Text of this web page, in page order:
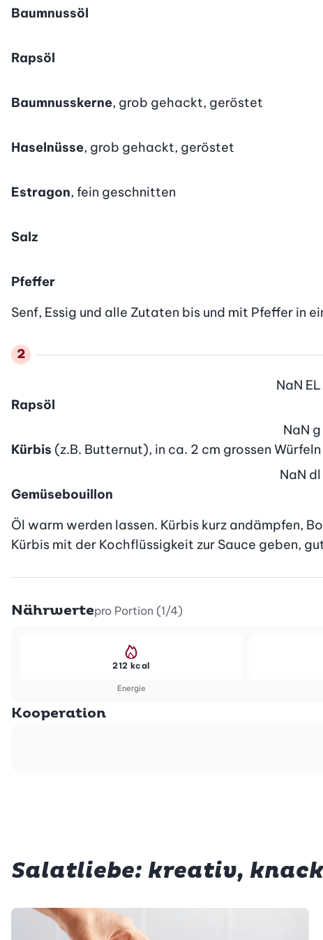
Baumnussöl
Rapsöl
Baumnusskerne, grob gehackt, geröstet
Haselnüsse, grob gehackt, geröstet
Estragon, fein geschnitten
Salz
Pfeffer
Senf, Essig und alle Zutaten bis und mit Pfeffer in
Rapsöl
NaN EL
Kürbis (z.B. Butternut), in ca. 2 cm grossen Würfeln
NaN g
Gemüsebouillon
NaN dl
Öl warm werden lassen. Kürbis kurz andämpfen,
Kürbis mit der Kochflüssigkeit zur Sauce geben,
Nährwertepro Portion (1/4)
Energie
212 kcal
Kooperation
Salatliebe: kreativ,